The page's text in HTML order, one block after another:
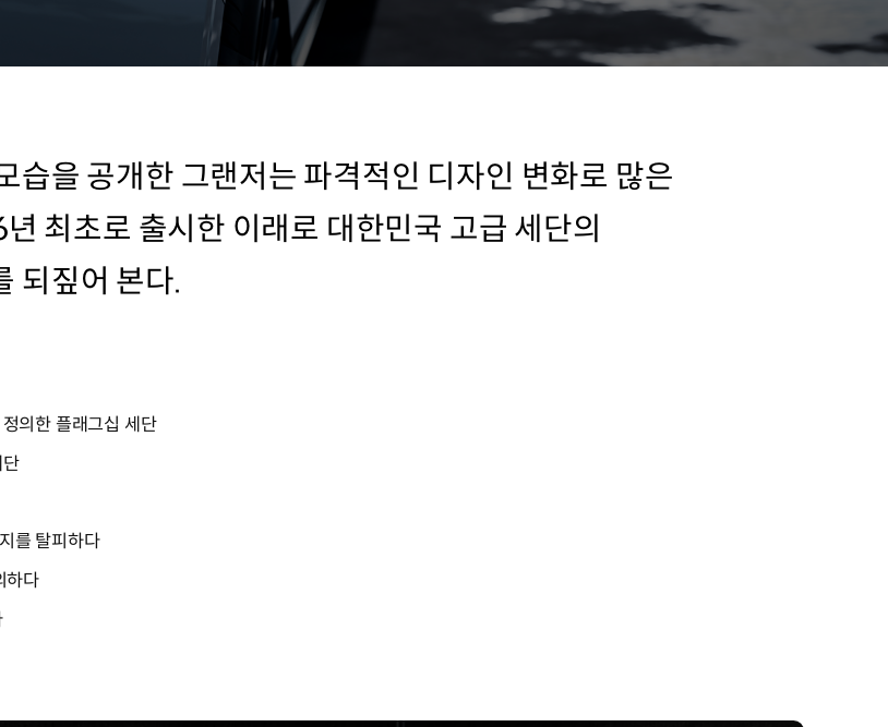
습을 공개한 그랜저는 파격적인 디자인 변화로 많은
최초로 출시한 이래로 대한민국 고급 세단의
되짚어 본다.
의한 플래그십 세단
를 탈피하다
하다